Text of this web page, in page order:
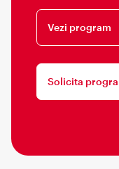
Vezi program
Solicita